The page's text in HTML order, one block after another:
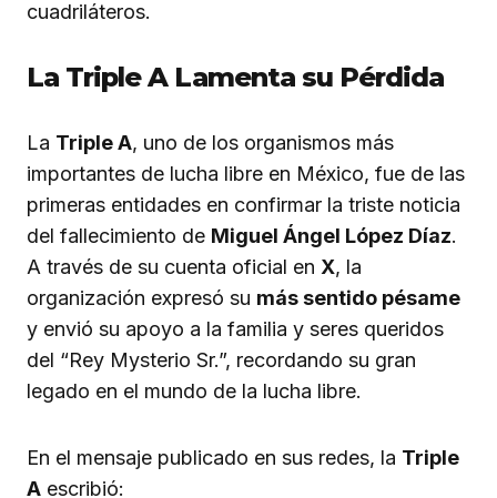
cuadriláteros.
La Triple A Lamenta su Pérdida
La Triple A, uno de los organismos más
importantes de lucha libre en México, fue de las
primeras entidades en confirmar la triste noticia
del fallecimiento de Miguel Ángel López Díaz.
A través de su cuenta oficial en X, la
organización expresó su más sentido pésame
y envió su apoyo a la familia y seres queridos
del “Rey Mysterio Sr.”, recordando su gran
legado en el mundo de la lucha libre.
En el mensaje publicado en sus redes, la Triple
A escribió: